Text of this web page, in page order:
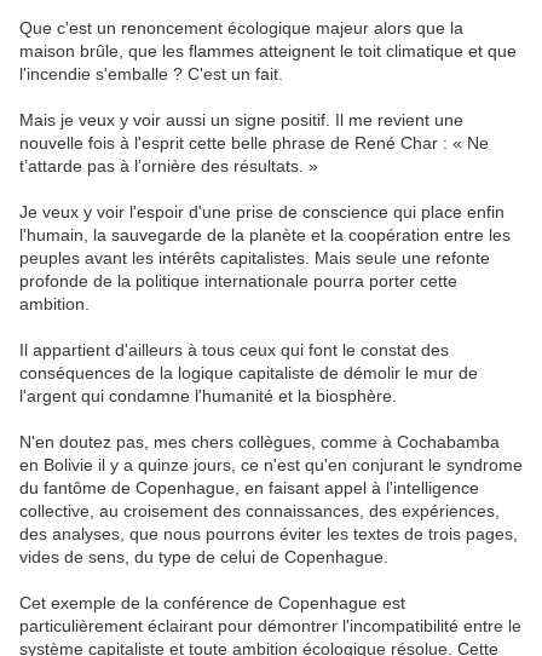
Que c'est un renoncement écologique majeur alors que la
maison brûle, que les flammes atteignent le toit climatique et que
l'incendie s'emballe ? C'est un fait.
Mais je veux y voir aussi un signe positif. Il me revient une
nouvelle fois à l'esprit cette belle phrase de René Char : « Ne
t’attarde pas à l’ornière des résultats. »
Je veux y voir l'espoir d'une prise de conscience qui place enfin
l'humain, la sauvegarde de la planète et la coopération entre les
peuples avant les intérêts capitalistes. Mais seule une refonte
profonde de la politique internationale pourra porter cette
ambition.
Il appartient d'ailleurs à tous ceux qui font le constat des
conséquences de la logique capitaliste de démolir le mur de
l'argent qui condamne l'humanité et la biosphère.
N'en doutez pas, mes chers collègues, comme à Cochabamba
en Bolivie il y a quinze jours, ce n'est qu'en conjurant le syndrome
du fantôme de Copenhague, en faisant appel à l'intelligence
collective, au croisement des connaissances, des expériences,
des analyses, que nous pourrons éviter les textes de trois pages,
vides de sens, du type de celui de Copenhague.
Cet exemple de la conférence de Copenhague est
particulièrement éclairant pour démontrer l'incompatibilité entre le
système capitaliste et toute ambition écologique résolue. Cette